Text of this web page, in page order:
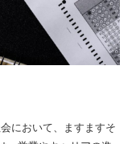
において、ますますそ